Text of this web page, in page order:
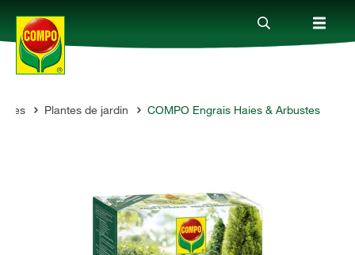
ProduitsPlantes de jardin COMPO Engrais Haies & Arbustes